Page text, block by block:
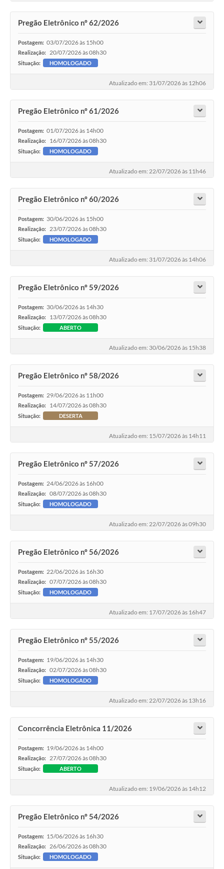
Pregão Eletrônico nº 62/2026
Postagem: 03/07/2026 às 15h00
Realização: 20/07/2026 às 08h30
Situação: HOMOLOGADO
Atualizado em: 31/07/2026 às 12h06
Pregão Eletrônico nº 61/2026
Postagem: 01/07/2026 às 14h00
Realização: 16/07/2026 às 08h30
Situação: HOMOLOGADO
Atualizado em: 22/07/2026 às 11h46
Pregão Eletrônico nº 60/2026
Postagem: 30/06/2026 às 15h00
Realização: 23/07/2026 às 08h30
Situação: HOMOLOGADO
Atualizado em: 31/07/2026 às 14h06
Pregão Eletrônico nº 59/2026
Postagem: 30/06/2026 às 14h30
Realização: 13/07/2026 às 08h30
Situação: ABERTO
Atualizado em: 30/06/2026 às 15h38
Pregão Eletrônico nº 58/2026
Postagem: 29/06/2026 às 11h00
Realização: 14/07/2026 às 08h30
Situação: DESERTA
Atualizado em: 15/07/2026 às 14h11
Pregão Eletrônico nº 57/2026
Postagem: 24/06/2026 às 16h00
Realização: 08/07/2026 às 08h30
Situação: HOMOLOGADO
Atualizado em: 22/07/2026 às 09h30
Pregão Eletrônico nº 56/2026
Postagem: 22/06/2026 às 16h30
Realização: 07/07/2026 às 08h30
Situação: HOMOLOGADO
Atualizado em: 17/07/2026 às 16h47
Pregão Eletrônico nº 55/2026
Postagem: 19/06/2026 às 14h30
Realização: 02/07/2026 às 08h30
Situação: HOMOLOGADO
Atualizado em: 22/07/2026 às 13h16
Concorrência Eletrônica 11/2026
Postagem: 19/06/2026 às 14h00
Realização: 27/07/2026 às 08h30
Situação: ABERTO
Atualizado em: 19/06/2026 às 14h12
Pregão Eletrônico nº 54/2026
Postagem: 15/06/2026 às 16h30
Realização: 26/06/2026 às 08h30
Situação: HOMOLOGADO